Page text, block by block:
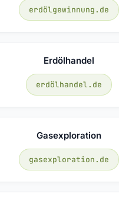
erdölgewinnung.de
Erdölhandel
erdölhandel.de
Gasexploration
gasexploration.de